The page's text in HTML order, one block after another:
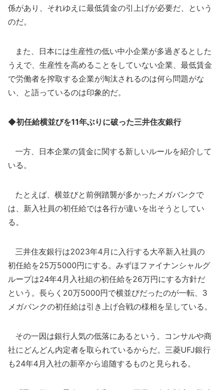
係があり、それゆえに最低賃金の引上げが必要だ、という
のだ。
また、日本には生産性の低い中小企業が多過ぎるとした
うえで、生産性を高めることをしていない企業、最低賃金
で労働者を搾取する企業が淘汰されるのは何ら問題がな
い、と語っているのは印象的だ。
◆初任給横並びを11年ぶりに破った三井住友銀行
一方、日本企業の賃金に関する新しいルールを紹介して
いる。
たとえば、横並びと前例踏襲が多かったメガバンクで
は、新入社員の初任給では各行が違いを出そうとしてい
る。
三井住友銀行は2023年4月に入行する大卒新入社員の
初任給を25万5000円にする。みずほファイナンシャルグ
ループは24年4月入社組の初任給を26万円にする方針だ
という。長らく20万5000円で横並びだったのが一転、3
メガバンクの初任給は引き上げ合戦の様相を呈している。
その一因は銀行人気の低落にあるという。コンサルや商
社にどんどん内定者を取られているからだ。三菱UFJ銀行
も24年4月入社の新卒から追随するものと見られる。